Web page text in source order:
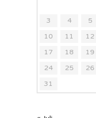
3
4 5
10
11 12
17
18 19
24
25 26
31